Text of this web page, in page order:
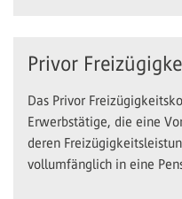
Privor
Das Privor
Erwerbstätige, die eine
deren
vollumfänglich in eine